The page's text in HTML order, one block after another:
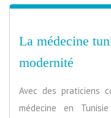
La médecine
modernité
Avec des praticiens
médecine en